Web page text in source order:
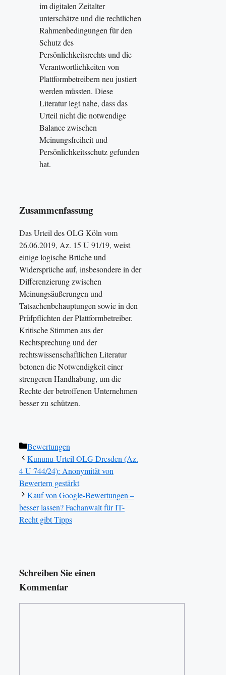
im digitalen Zeitalter
unterschätze und die rechtlichen
Rahmenbedingungen für den
Schutz des
Persönlichkeitsrechts und die
Verantwortlichkeiten von
Plattformbetreibern neu justiert
werden müssten. Diese
Literatur legt nahe, dass das
Urteil nicht die notwendige
Balance zwischen
Meinungsfreiheit und
Persönlichkeitsschutz gefunden
hat.
Zusammenfassung
Das Urteil des OLG Köln vom
26.06.2019, Az. 15 U 91/19, weist
einige logische Brüche und
Widersprüche auf, insbesondere in der
Differenzierung zwischen
Meinungsäußerungen und
Tatsachenbehauptungen sowie in den
Prüfpflichten der Plattformbetreiber.
Kritische Stimmen aus der
Rechtsprechung und der
rechtswissenschaftlichen Literatur
betonen die Notwendigkeit einer
strengeren Handhabung, um die
Rechte der betroffenen Unternehmen
besser zu schützen.
Kategorien
Bewertungen
Kununu-Urteil OLG Dresden (Az.
4 U 744/24): Anonymität von
Bewertern gestärkt
Kauf von Google-Bewertungen –
besser lassen? Fachanwalt für IT-
Recht gibt Tipps
Schreiben Sie einen
Kommentar